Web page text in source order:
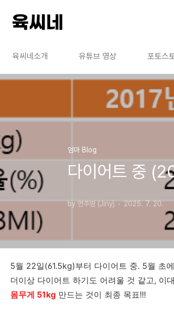
육씨네소개 유튜브 영상 포토스
엄마 Blog
다이어트 중
by 연주맘 (Jiny) 2025. 7. 20.
5월 22일(61.5kg)부터 다이어트 중. 5월 초
더이상 다이어트 하기도 어려울 것 같고, 이
몸무게 51kg 만드는 것이 최종 목표!!!